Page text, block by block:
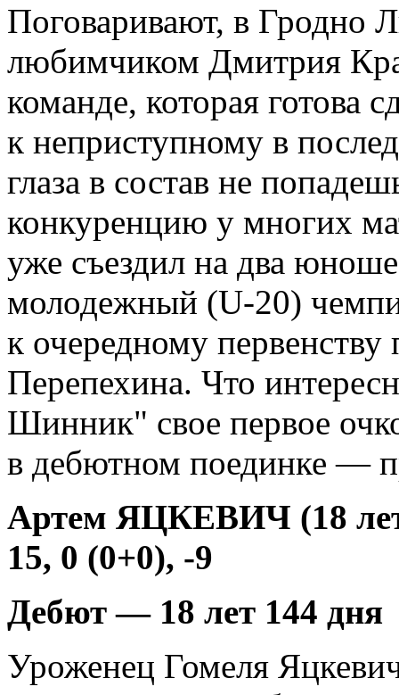
Поговаривают, в Гродно
любимчиком Дмитрия
команде, которая готова
к неприступному в
глаза в состав не
конкуренцию у многих
уже съездил на два
молодежный (U-20)
к очередному
Перепехина. Что
Шинник" свое первое
в дебютном поединке —
Артем ЯЦКЕВИЧ (18
15, 0 (0+0), -9
Дебют — 18 лет 144 дня
Уроженец Гомеля